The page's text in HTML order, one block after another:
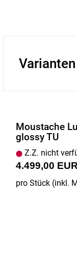
Moustache
glossy TU
Z.Z. nicht
4.499,00 EUR
pro Stück (inkl.